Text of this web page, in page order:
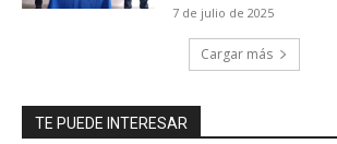
7 de julio de 2025
Cargar más
TE PUEDE INTERESAR